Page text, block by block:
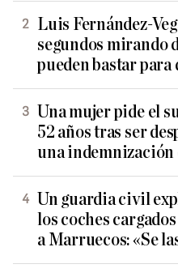
Luis Fernández-
segundos mirando
pueden bastar para
Una mujer pide el
52 años tras ser
una indemnización
Un guardia civil
los coches
a Marruecos: «Se